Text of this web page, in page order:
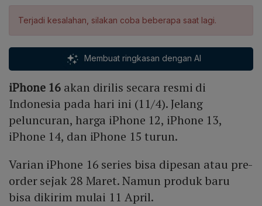
Terjadi kesalahan, silakan coba beberapa saat lagi.
Membuat ringkasan dengan AI
iPhone 16 akan dirilis secara resmi di
Indonesia pada hari ini (11/4). Jelang
peluncuran, harga iPhone 12, iPhone 13,
iPhone 14, dan iPhone 15 turun.
Varian iPhone 16 series bisa dipesan atau pre-
order sejak 28 Maret. Namun produk baru
bisa dikirim mulai 11 April.